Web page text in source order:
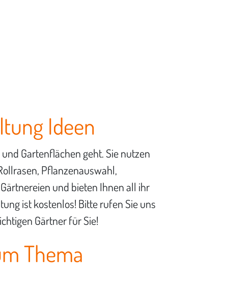
Ideen
Gartenflächen geht. Sie nutzen
Pflanzenauswahl,
und bieten Ihnen all ihr
ist kostenlos! Bitte rufen Sie uns
Gärtner für Sie!
Thema